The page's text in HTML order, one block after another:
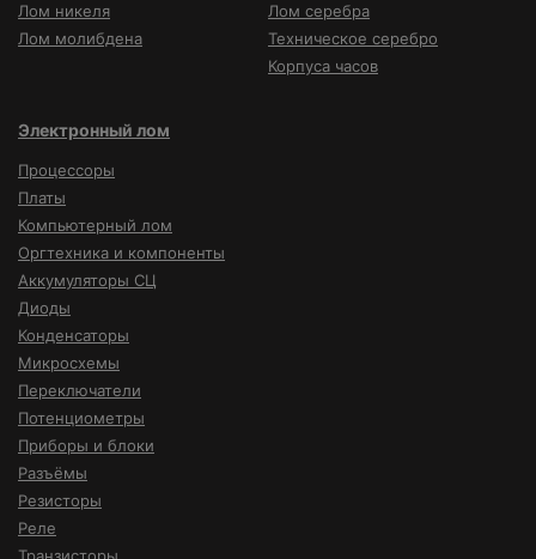
Лом никеля
Лом молибдена
Лом серебра
Техническое серебро
Корпуса часов
Электронный лом
Процессоры
Платы
Компьютерный лом
Оргтехника и компоненты
Аккумуляторы СЦ
Диоды
Конденсаторы
Микросхемы
Переключатели
Потенциометры
Приборы и блоки
Разъёмы
Резисторы
Реле